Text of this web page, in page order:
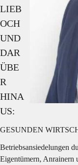
LIEB
OCH
UND
DAR
ÜBE
R
HINA
US:
GESUNDEN
Betriebsansiedelungen
Eigentümern, Anrainern